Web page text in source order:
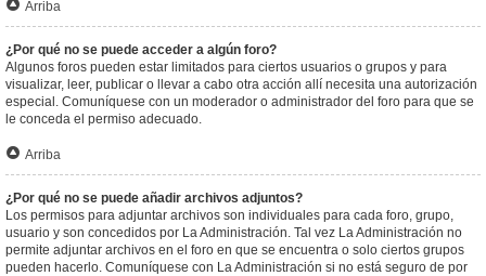
Arriba
¿Por qué no se puede acceder a algún foro?
Algunos foros pueden estar limitados para ciertos usuarios o grupos y para
visualizar, leer, publicar o llevar a cabo otra acción allí necesita una autorización
especial. Comuníquese con un moderador o administrador del foro para que se
le conceda el permiso adecuado.
Arriba
¿Por qué no se puede añadir archivos adjuntos?
Los permisos para adjuntar archivos son individuales para cada foro, grupo,
usuario y son concedidos por La Administración. Tal vez La Administración no
permite adjuntar archivos en el foro en que se encuentra o solo ciertos grupos
pueden hacerlo. Comuníquese con La Administración si no está seguro de por